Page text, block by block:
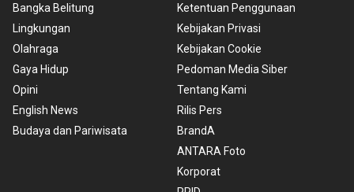
Bangka Belitung
Lingkungan
Olahraga
Gaya Hidup
Opini
English News
Budaya dan Pariwisata
Ketentuan Penggunaan
Kebijakan Privasi
Kebijakan Cookie
Pedoman Media Siber
Tentang Kami
Rilis Pers
BrandA
ANTARA Foto
Korporat